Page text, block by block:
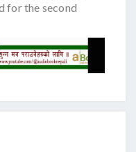
for the second